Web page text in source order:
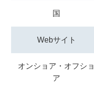
国
Webサイト
オンショア・オフショ
ア